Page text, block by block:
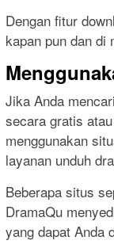
Dengan fitur
kapan pun dan di
Jika Anda
secara gratis
menggunakan
layanan unduh
Beberapa situs
DramaQu
yang dapat Anda